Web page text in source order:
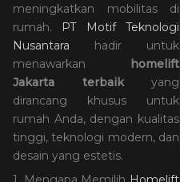
meningkatkan mobilitas di
rumah. PT Motif Teknologi
Nusantara hadir untuk
menawarkan
homelift
Jakarta terbaikyang
dirancang khusus untuk
rumah Anda, dengan kualitas
tinggi, teknologi modern, dan
desain yang estetis.